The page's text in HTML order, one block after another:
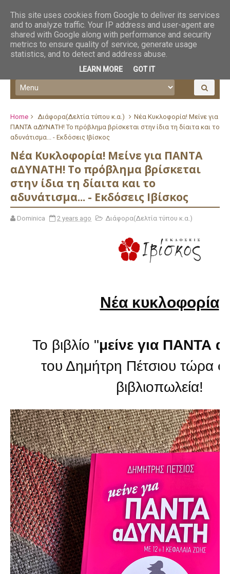
Home Διάφορα(Δελτία τύπου κ.α.)
Νέα Κυκλοφορία! Μείνε για
ΠΑΝΤΑ αΔΥΝΑΤΗ! To πρόβλημα βρίσκεται στην ίδια τη δίαιτα και το
αδυνάτισμα... - Εκδόσεις Ιβίσκος
Νέα Κυκλοφορία! Μείνε για ΠΑΝΤΑ
αΔΥΝΑΤΗ! To πρόβλημα βρίσκεται
στην ίδια τη δίαιτα και το
αδυνάτισμα... - Εκδόσεις Ιβίσκος
Dominica 2 years ago Διάφορα(Δελτία τύπου κ.α.)
Νέα κυκλοφορία
Το βιβλίο "μείνε για ΠΑΝΤΑ
του Δημήτρη Πέτσιου τώρα
βιβλιοπωλεία!
This site uses cookies from Google to deliver its services
and to analyze traffic. Your IP address and user-agent are
shared with Google along with performance and security
metrics to ensure quality of service, generate usage
statistics, and to detect and address abuse.
LEARN MORE GOT IT